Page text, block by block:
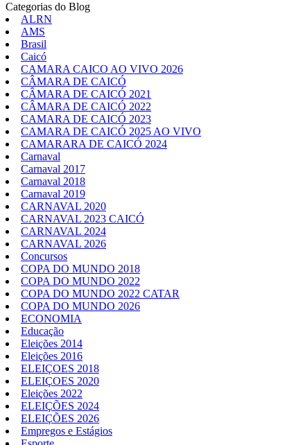
Categorias do Blog
ALRN
AMS
Brasil
Caicó
CAMARA CAICO AO VIVO 2026
CÂMARA DE CAICÓ
CÂMARA DE CAICÓ 2021
CÂMARA DE CAICÓ 2022
CAMARA DE CAICÓ 2023
CAMARA DE CAICÓ 2025 AO VIVO
CAMARARA DE CAICÓ 2024
Carnaval
Carnaval 2017
Carnaval 2018
Carnaval 2019
CARNAVAL 2020
CARNAVAL 2023 CAICÓ
CARNAVAL 2024
CARNAVAL 2026
Concursos
COPA DO MUNDO 2018
COPA DO MUNDO 2022
COPA DO MUNDO 2022 CATAR
COPA DO MUNDO 2026
ECONOMIA
Educação
Eleições 2014
Eleições 2016
ELEIÇOES 2018
ELEIÇOES 2020
Eleições 2022
ELEIÇÕES 2024
ELEIÇÕES 2026
Empregos e Estágios